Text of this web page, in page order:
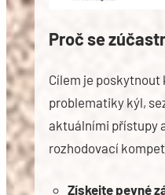
Proč se
Cílem je poskytnout
problematiky kýl,
aktuálními přístupy
rozhodovací
Získejte pevné